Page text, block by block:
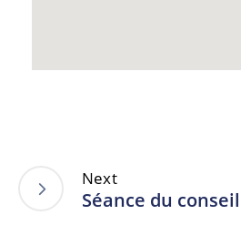
Next
Séance du